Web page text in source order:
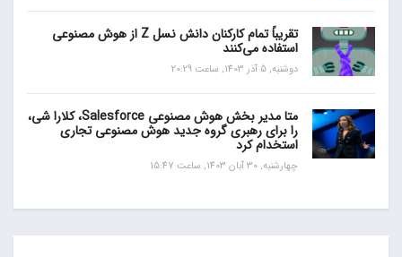
تقریباً تمام کارکنان دانش نسل Z از هوش مصنوعی
استفاده می‌کنند
دوشنبه, 5 آذر 1403, ساعت 20:29
متا مدیر بخش هوش مصنوعی Salesforce، کلارا شی،
را برای رهبری گروه جدید هوش مصنوعی تجاری
استخدام کرد
چهارشنبه, 30 آبان 1403, ساعت 15:47